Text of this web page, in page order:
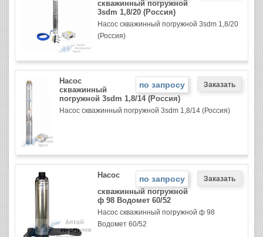
скважинный погружной
3sdm 1,8/20 (Россия)
Насос скважинный погружной 3sdm 1,8/20
(Россия)
по запросу
Насос
скважинный
погружной 3sdm 1,8/14 (Россия)
Насос скважинный погружной 3sdm 1,8/14 (Россия)
по запросу
Насос
скважинный погружной
ф 98 Водомет 60/52
Насос скважинный погружной ф 98
Водомет 60/52